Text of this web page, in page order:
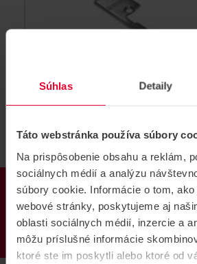
Súhlas Detaily
Táto webstránka používa súbory
Na prispôsobenie obsahu a reklám,
sociálnych médií a analýzu
súbory cookie. Informácie o tom,
webové stránky, poskytujeme aj
oblasti sociálnych médií, inzercie a
môžu príslušné informácie
ktoré ste im poskytli alebo ktoré od
PRODUKTY
DORCAS LK lišta krátka
Lišta pre elektrický zámok, krátka ,
DORCAS LK